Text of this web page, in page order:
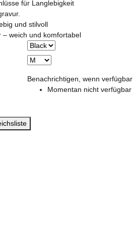
für Langlebigkeit
und stilvoll
– weich und komfortabel
Benachrichtigen, wenn verfügbar
Momentan nicht verfügbar